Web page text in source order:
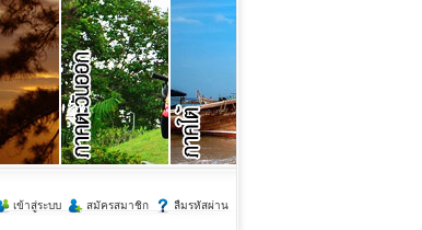
เข้าสู่ระบบ สมัครสมาชิก ลืมรหัสผ่าน